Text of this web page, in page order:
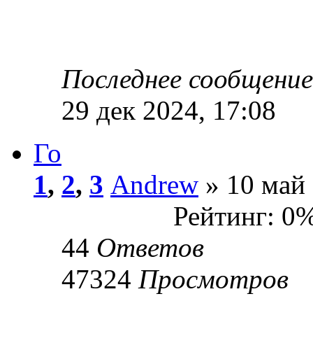
Последнее
29 дек 2024, 17:08
Го
1, 2, 3 Andrew » 10 май
Рейтинг:
44 Ответов
47324 Просмотров